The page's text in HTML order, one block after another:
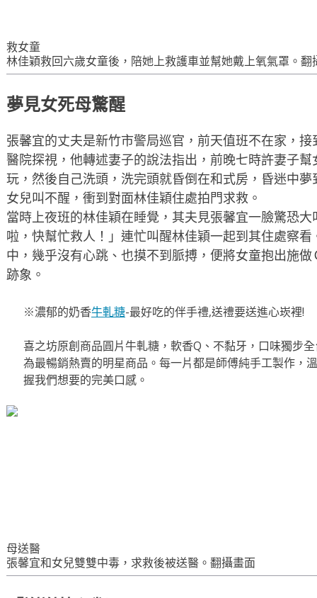
救女童
林佳穎救回六歲女童後，陪她上救護車並幫她戴上氧氣罩。翻
夢見女死母驚醒
張馨宜的丈夫是新竹市警局巡官，前天值班不在家，
醫院探視，他轉述妻子的說法指出，前晚七時許妻子
玩，然後自己洗頭，洗完頭就昏倒在和式房，昏迷中
女兒叫不醒，衝到對面林佳穎住處拍門求救。
當時上夜班的林佳穎在睡覺，其夫見張馨宜一臉驚恐
啦，快幫忙救人！」連忙叫醒林佳穎一起到其住處察
中，幾乎沒有心跳、也摸不到脈搏，便將女童抱出施
跡象。
※濃郁的奶香牛軋糖-最好吃的伴手禮,送禮要送進心崁裡!
喜之坊原創商品圓片牛軋糖，軟香Q、不黏牙，口味獨步
為最暢銷熱賣的明星商品。每一片都是師傅純手工製作，
握我們想要的完美口感。
母送醫
張馨宜和女兒雙雙中毒，求救後被送醫。翻攝畫面